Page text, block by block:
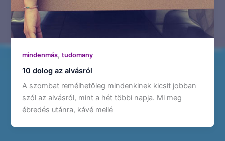
mindenmás,tudomany
10 dolog az alvásról
A szombat remélhetőleg mindenkinek kicsit jobban
szól az alvásról, mint a hét többi napja. Mi meg
ébredés utánra, kávé mellé